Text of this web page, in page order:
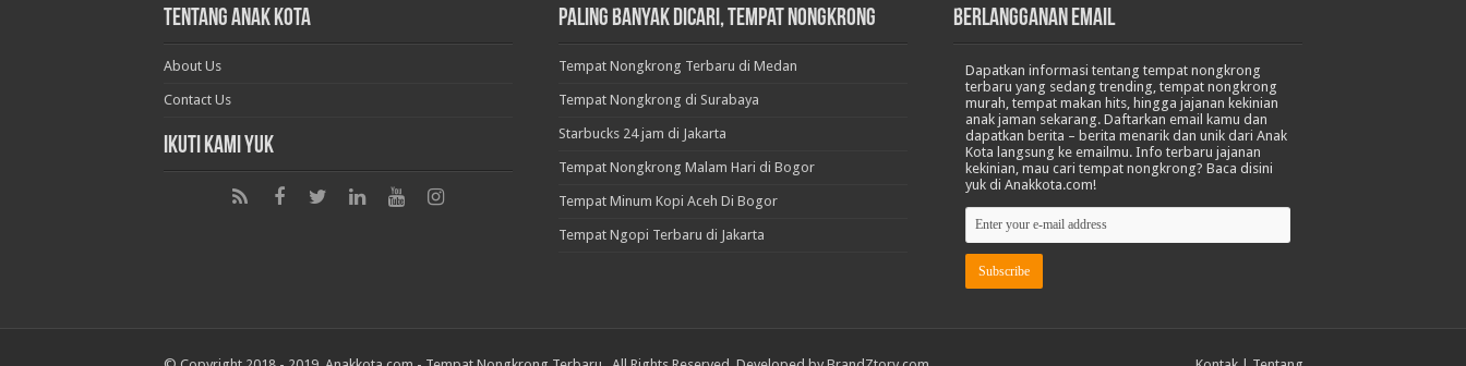
Tentang Anak Kota
About Us
Contact Us
Ikuti Kami Yuk
Paling Banyak Dicari, Tempat Nongkrong
Tempat Nongkrong Terbaru di Medan
Tempat Nongkrong di Surabaya
Starbucks 24 jam di Jakarta
Tempat Nongkrong Malam Hari di Bogor
Tempat Minum Kopi Aceh Di Bogor
Tempat Ngopi Terbaru di Jakarta
BERLANGGANAN EMAIL
Dapatkan informasi tentang tempat nongkrong
terbaru yang sedang trending, tempat nongkrong
murah, tempat makan hits, hingga jajanan kekinian
anak jaman sekarang. Daftarkan email kamu dan
dapatkan berita – berita menarik dan unik dari Anak
Kota langsung ke emailmu. Info terbaru jajanan
kekinian, mau cari tempat nongkrong? Baca disini
yuk di Anakkota.com!